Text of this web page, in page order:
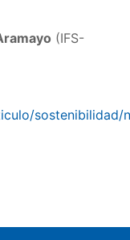
(IFS-
sostenibilidad/